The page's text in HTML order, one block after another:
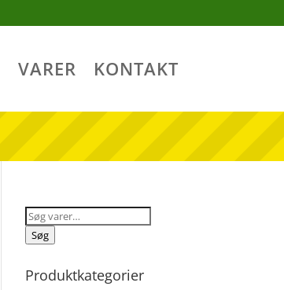
VARER KONTAKT
Søg
efter:
Søg
Produktkategorier